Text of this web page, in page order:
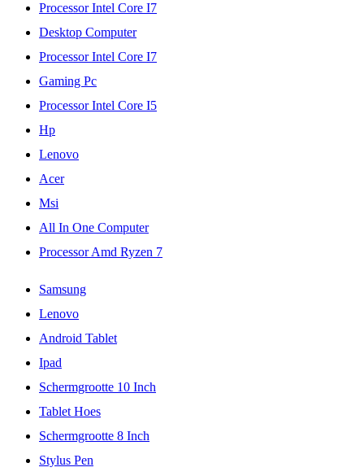
Processor Intel Core I7
Desktop Computer
Processor Intel Core I7
Gaming Pc
Processor Intel Core I5
Hp
Lenovo
Acer
Msi
All In One Computer
Processor Amd Ryzen 7
Samsung
Lenovo
Android Tablet
Ipad
Schermgrootte 10 Inch
Tablet Hoes
Schermgrootte 8 Inch
Stylus Pen